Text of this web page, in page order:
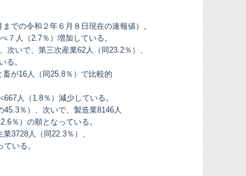
での令和２年６月８日現在の速報値）。
７人（2.7％）増加している。
いで、第三次産業62人（同23.2％）、
る。
が16人（同25.8％）で比較的
人（1.8％）減少している。
％）、次いで、製造業8146人
％）の順となっている。
3728人（同22.3％）、
なっている。